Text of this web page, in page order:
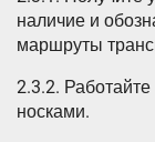
наличие и
маршруты
2.3.2.
носками.